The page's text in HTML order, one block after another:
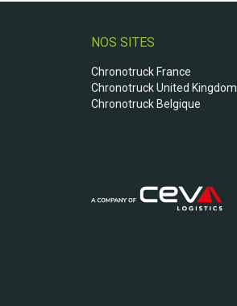
NOS SITES
Chronotruck France
Chronotruck United Kingdom
Chronotruck Belgique